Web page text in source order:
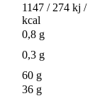
1147 / 274 kj /
kcal
0,8 g
0,3 g
60 g
36 g